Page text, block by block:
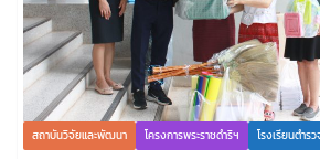
สถาบันวิจัยและพัฒนา โครงการพระราชดำริฯ โรงเรียนตำร